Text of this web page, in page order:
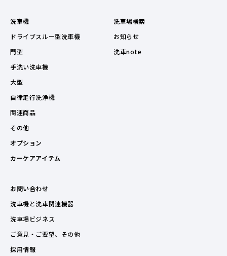
洗車機
ドライブスルー型洗車機
門型
手洗い洗車機
大型
自律走行洗浄機
関連商品
その他
オプション
カーケアアイテム
洗車場検索
お知らせ
洗車note
お問い合わせ
洗車機と洗車関連機器
洗車場ビジネス
ご意見・ご要望、その他
採用情報